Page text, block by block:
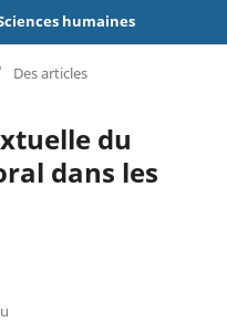
humaines
Des articles
du
dans les